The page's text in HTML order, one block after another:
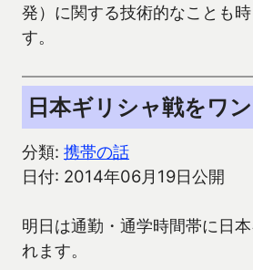
発）に関する技術的なことも
す。
日本ギリシャ戦をワ
分類: 携帯の話
日付: 2014年06月19日公開
明日は通勤・通学時間帯に日
れます。